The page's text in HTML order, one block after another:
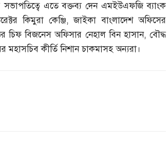
সভাপতিত্বে এতে বক্তব্য দেন এমইউএফজি ব্যাংক
কিমুরা কেঞ্জি,জাইকা বাংলাদেশ অফিসের
চিফ বিজনেস অফিসার নেহাল বিন হাসান,বৌদ্ধ
মহাসচিব কীর্তি নিশান চাকমাসহ অন্যরা।